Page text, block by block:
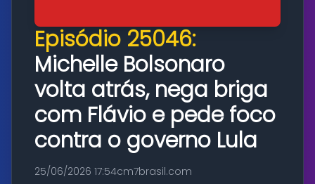
Episódio 25046:
Michelle Bolsonaro
volta atrás, nega briga
com Flávio e pede foco
contra o governo Lula
25/06/2026 17:54cm7brasil.com